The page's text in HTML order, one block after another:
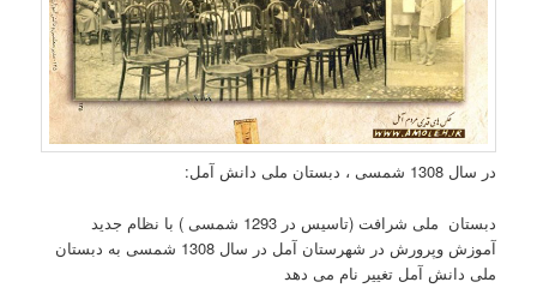
در سال 1308 شمسی ، دبستان ملی دانش آمل:
دبستان ملی شرافت (تاسیس در 1293 شمسی ) با نظام جدید
آموزش وپرورش در شهرستان آمل در سال 1308 شمسی به دبستان
ملی دانش آمل تغییر نام می دهد